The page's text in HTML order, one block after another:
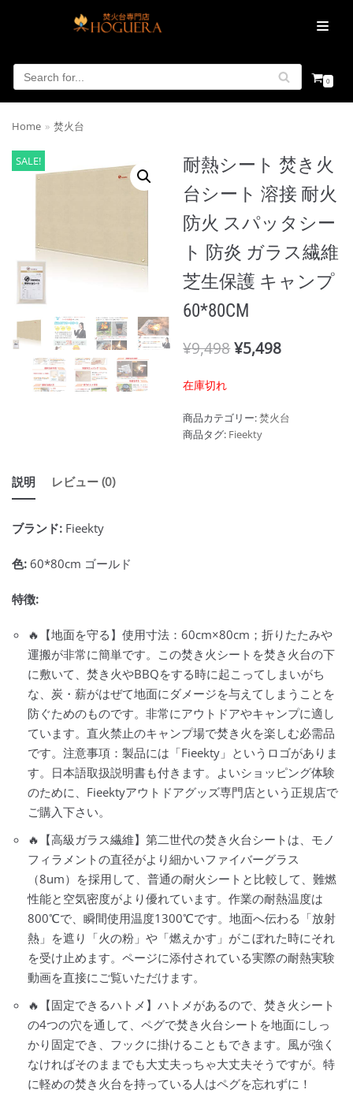
ン
キ
ッ
0
Home » 焚火台
SALE!
耐熱シート 焚き火
台シート 溶接 耐火
防火 スパッタシー
ト 防炎 ガラス繊維
芝生保護 キャンプ
60*80CM
¥9,498 ¥5,498
在庫切れ
商品カテゴリー:焚火台
商品タグ: Fieekty
説明 レビュー (0)
ブランド: Fieekty
色: 60*80cm ゴールド
特徴:
🔥【地面を守る】使用寸法：60cm×80cm；折りたたみや
運搬が非常に簡単です。この焚き火シートを焚き火台の下
に敷いて、焚き火やBBQをする時に起こってしまいがち
な、炭・薪がはぜて地面にダメージを与えてしまうことを
防ぐためのものです。非常にアウトドアやキャンプに適し
ています。直火禁止のキャンプ場で焚き火を楽しむ必需品
です。注意事項：製品には「Fieekty」というロゴがありま
す。日本語取扱説明書も付きます。よいショッピング体験
のために、Fieektyアウトドアグッズ専門店という正規店で
ご購入下さい。
🔥【高級ガラス繊維】第二世代の焚き火台シートは、モノ
フィラメントの直径がより細かいファイバーグラス
（8um）を採用して、普通の耐火シートと比較して、難燃
性能と空気密度がより優れています。作業の耐熱温度は
800℃で、瞬間使用温度1300℃です。地面へ伝わる「放射
熱」を遮り「火の粉」や「燃えかす」がこぼれた時にそれ
を受け止めます。ページに添付されている実際の耐熱実験
動画を直接にご覧いただけます。
🔥【固定できるハトメ】ハトメがあるので、焚き火シート
の4つの穴を通して、ペグで焚き火台シートを地面にしっ
かり固定でき、フックに掛けることもできます。風が強く
なければそのままでも大丈夫っちゃ大丈夫そうですが。特
に軽めの焚き火台を持っている人はペグを忘れずに！